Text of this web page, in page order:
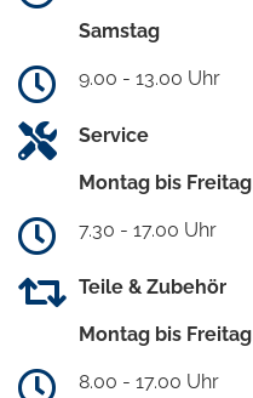
Samstag
9.00 - 13.00 Uhr
Service
Montag bis Freitag
7.30 - 17.00 Uhr
Teile & Zubehör
Montag bis Freitag
8.00 - 17.00 Uhr